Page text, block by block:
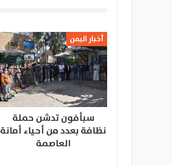
أخبار اليمن
سبأفون تدشن حملة
نظافة بعدد من أحياء أمانة
العاصمة